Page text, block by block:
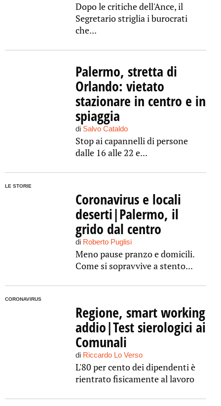
Dopo le critiche dell'Ance, il
Segretario striglia i burocrati
che...
Palermo, stretta di
Orlando: vietato
stazionare in centro e in
spiaggia
di Salvo Cataldo
Stop ai capannelli di persone
dalle 16 alle 22 e...
LE STORIE
Coronavirus e locali
deserti|Palermo, il
grido dal centro
di Roberto Puglisi
Meno pause pranzo e domicili.
Come si sopravvive a stento...
CORONAVIRUS
Regione, smart working
addio|Test sierologici ai
Comunali
di Riccardo Lo Verso
L'80 per cento dei dipendenti è
rientrato fisicamente al lavoro